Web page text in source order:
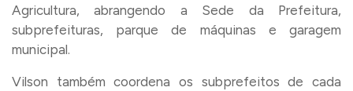
Agricultura, abrangendo a Sede da Prefeitura,
subprefeituras, parque de máquinas e garagem
municipal.
Vilson também coordena os subprefeitos de cada